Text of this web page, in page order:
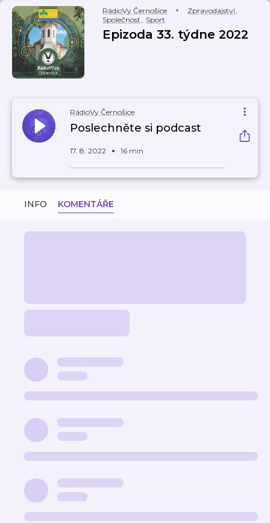
RádioVy Černošice Zpravodajství,
Společnost, Sport
Epizoda 33. týdne 2022
RádioVy Černošice
Poslechněte si podcast
17. 8. 2022 16 min
INFO KOMENTÁŘE